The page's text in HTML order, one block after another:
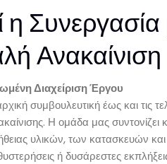
η
Διαχείριση Έργου
συμβουλευτική έως και τις
Η ομάδα μας
υλικών, των κατασκευών
ή δυσάρεστες